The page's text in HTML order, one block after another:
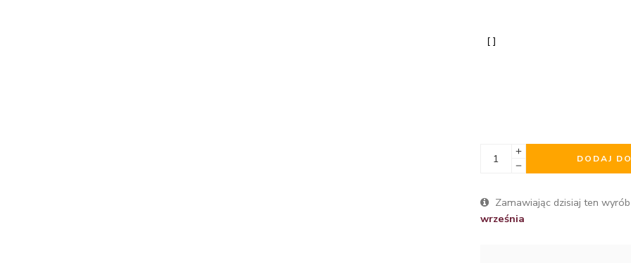
DODAJ
Zamawiając dzisiaj ten
września